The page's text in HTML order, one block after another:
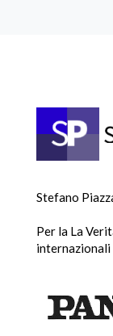
Stefano
Per la La
internazionali